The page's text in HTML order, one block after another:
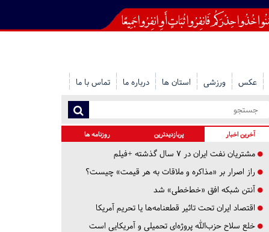
عکس ورزشی استان ها درباره ما تماس با ما
آخرین اخبار پربازدیدترین روزنامه ها
مشتریان نفت ایران در ۷ سال گذشته +فیلم
راز اصرار بر «مذاکره و ملاقات به هر قیمت» چیست؟
آنتن شبکه افق «خط‌خطی» شد
اقتصاد ایران تحت تاثیر قطعنامه‌ها یا تحریم‌ آمریکا
خلع سلاح حزب‌الله پروژه‌ای تحمیلی و آمریکایی است